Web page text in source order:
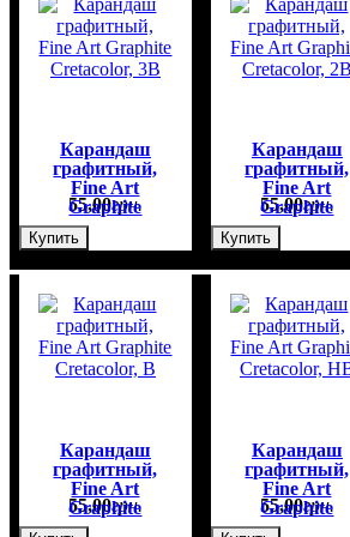
Карандаш
графитный,
Fine Art
Graphite
Cretacolor, 3B
55,00грн.
Купить
Карандаш
графитный,
Fine Art
Graphite
Cretacolor, 2B
55,00грн.
Купить
Карандаш
графитный,
Fine Art
Graphite
Cretacolor, B
55,00грн.
Карандаш
графитный,
Fine Art
Graphite
Cretacolor, НB
55,00грн.